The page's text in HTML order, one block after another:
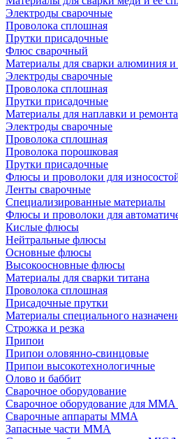
Электроды сварочные
Проволока сплошная
Прутки присадочные
Флюс сварочный
Материалы для сварки алюминия и
Электроды сварочные
Проволока сплошная
Прутки присадочные
Материалы для наплавки и ремонта
Электроды сварочные
Проволока сплошная
Проволока порошковая
Прутки присадочные
Флюсы и проволоки для
Ленты сварочные
Специализированные материалы
Флюсы и проволоки для
Кислые флюсы
Нейтральные флюсы
Основные флюсы
Высокоосновные флюсы
Материалы для сварки титана
Проволока сплошная
Присадочные прутки
Материалы специального
Строжка и резка
Припои
Припои оловянно-свинцовые
Припои высокотехнологичные
Олово и баббит
Сварочное оборудование
Сварочное оборудование для MMA
Сварочные аппараты MMA
Запасные части MMA